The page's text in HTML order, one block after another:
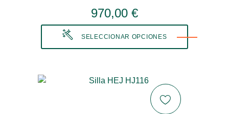
970,00 €
SELECCIONAR OPCIONES